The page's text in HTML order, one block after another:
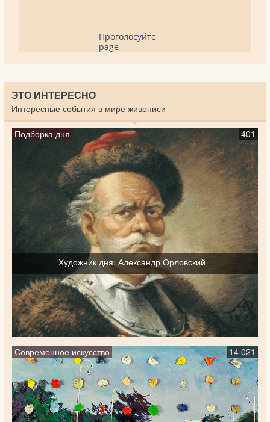
Проголосуйте
page
ЭТО ИНТЕРЕСНО
Интересные события в мире живописи
Подборка дня 401
Художник дня: Александр Орловский
Современное искусство 14 021